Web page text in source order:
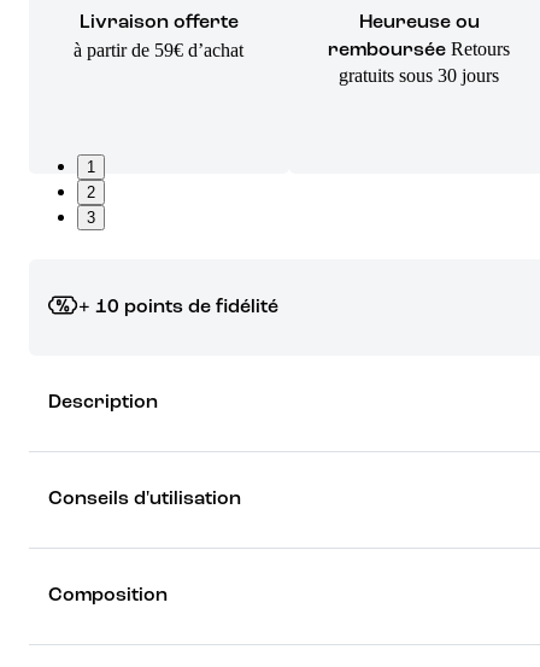
Livraison offerte
à partir de 59€ d’achat
Heureuse ou
remboursée Retours
gratuits sous 30 jours
1
2
3
+ 10 points de fidélité
rêver !
Découvrez les récompenses
Description
Conseils d'utilisation
Composition